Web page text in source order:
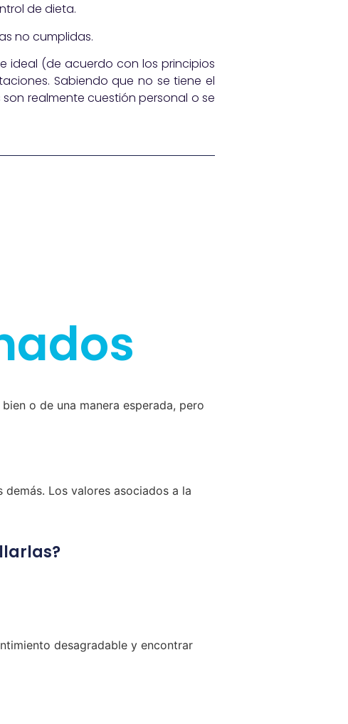
de dieta.
no cumplidas.
ideal (de acuerdo con los principios
Sabiendo que no se tiene el
realmente cuestión personal o se
o de una manera esperada, pero
Los valores asociados a la
desagradable y encontrar